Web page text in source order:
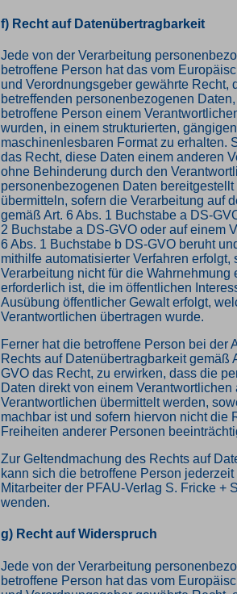
f) Recht auf Datenübertragbarkeit
Jede von der Verarbeitung
betroffene Person hat das vom
und Verordnungsgeber gewährte Recht,
betreffenden personenbezogenen
betroffene Person einem
wurden, in einem strukturierten,
maschinenlesbaren Format zu erhalten.
das Recht, diese Daten einem anderen
ohne Behinderung durch den
personenbezogenen Daten bereitgestellt
übermitteln, sofern die Verarbeitung auf
gemäß Art. 6 Abs. 1 Buchstabe a DS-
2 Buchstabe a DS-GVO oder auf einem
6 Abs. 1 Buchstabe b DS-GVO beruht
mithilfe automatisierter Verfahren erfolgt,
Verarbeitung nicht für die Wahrnehmung
erforderlich ist, die im öffentlichen
Ausübung öffentlicher Gewalt erfolgt,
Verantwortlichen übertragen wurde.
Ferner hat die betroffene Person bei der
Rechts auf Datenübertragbarkeit gemäß
GVO das Recht, zu erwirken, dass die
Daten direkt von einem
Verantwortlichen übermittelt werden,
machbar ist und sofern hiervon nicht die
Freiheiten anderer Personen
Zur Geltendmachung des Rechts auf
kann sich die betroffene Person
Mitarbeiter der PFAU-Verlag S. Fricke +
wenden.
g) Recht auf Widerspruch
Jede von der Verarbeitung
betroffene Person hat das vom